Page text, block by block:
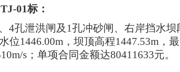
TJ-01标：
4孔泄洪闸及1孔冲砂闸、右岸挡水坝
位1446.00m，坝顶高程1447.53m，
s；单项合同金额达80411633元。